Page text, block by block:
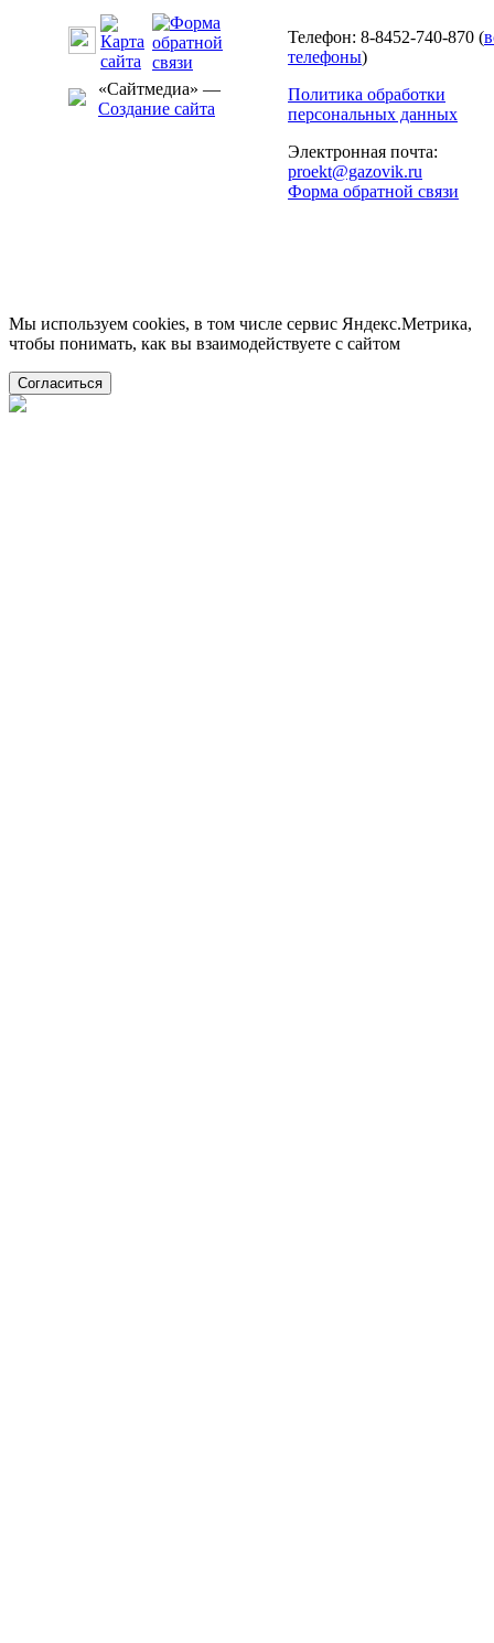
«Сайтмедиа» —
Создание сайта
Телефон: 8-8452-740-870 (
телефоны)
Политика обработки
персональных данных
Электронная почта:
proekt@gazovik.ru
Форма обратной связи
Мы используем cookies, в том числе сервис Яндекс.Метрика,
чтобы понимать, как вы взаимодействуете с сайтом
Согласиться